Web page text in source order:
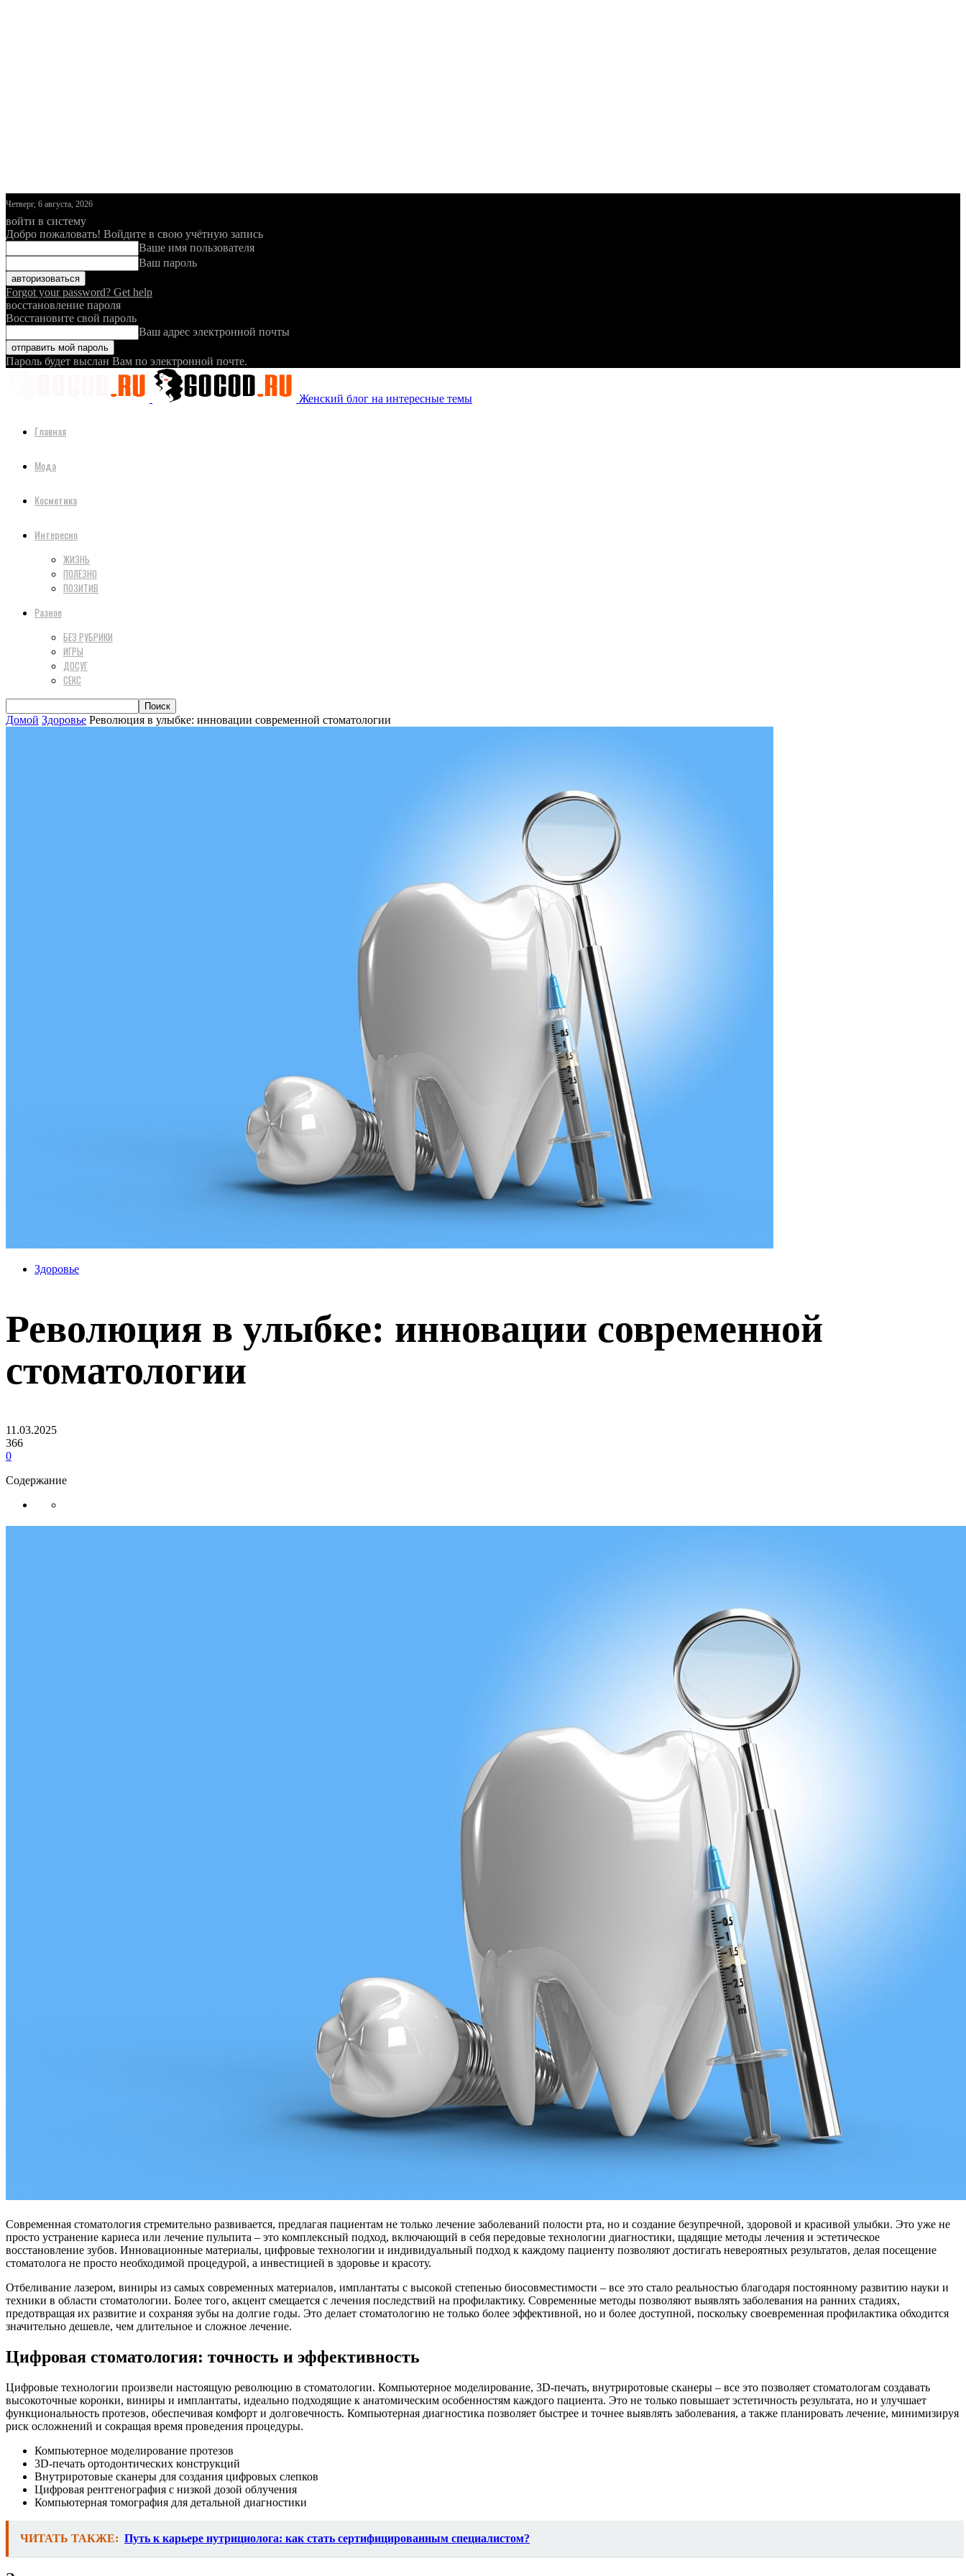
Четверг, 6 августа, 2026
войти в систему
Добро пожаловать! Войдите в свою учётную запись
Ваше имя пользователя
Ваш пароль
Forgot your password? Get help
восстановление пароля
Восстановите свой пароль
Ваш адрес электронной почты
Пароль будет выслан Вам по электронной почте.
Женский блог на интересные темы
Главная
Мода
Косметика
Интересно
ЖИЗНЬ
ПОЛЕЗНО
ПОЗИТИВ
Разное
БЕЗ РУБРИКИ
ИГРЫ
ДОСУГ
СЕКС
Домой Здоровье Революция в улыбке: инновации современной стоматологии
Здоровье
Революция в улыбке: инновации современной
стоматологии
11.03.2025
366
0
Содержание
Современная стоматология стремительно развивается, предлагая пациентам не только лечение заболеваний полости рта, но и создание безупречной, здоровой и красивой улыбки. Это уже не
просто устранение кариеса или лечение пульпита – это комплексный подход, включающий в себя передовые технологии диагностики, щадящие методы лечения и эстетическое
восстановление зубов. Инновационные материалы, цифровые технологии и индивидуальный подход к каждому пациенту позволяют достигать невероятных результатов, делая посещение
стоматолога не просто необходимой процедурой, а инвестицией в здоровье и красоту.
Отбеливание лазером, виниры из самых современных материалов, имплантаты с высокой степенью биосовместимости – все это стало реальностью благодаря постоянному развитию науки и
техники в области стоматологии. Более того, акцент смещается с лечения последствий на профилактику. Современные методы позволяют выявлять заболевания на ранних стадиях,
предотвращая их развитие и сохраняя зубы на долгие годы. Это делает стоматологию не только более эффективной, но и более доступной, поскольку своевременная профилактика обходится
значительно дешевле, чем длительное и сложное лечение.
Цифровая стоматология: точность и эффективность
Цифровые технологии произвели настоящую революцию в стоматологии. Компьютерное моделирование, 3D-печать, внутриротовые сканеры – все это позволяет стоматологам создавать
высокоточные коронки, виниры и имплантаты, идеально подходящие к анатомическим особенностям каждого пациента. Это не только повышает эстетичность результата, но и улучшает
функциональность протезов, обеспечивая комфорт и долговечность. Компьютерная диагностика позволяет быстрее и точнее выявлять заболевания, а также планировать лечение, минимизируя
риск осложнений и сокращая время проведения процедуры.
Компьютерное моделирование протезов
3D-печать ортодонтических конструкций
Внутриротовые сканеры для создания цифровых слепков
Цифровая рентгенография с низкой дозой облучения
Компьютерная томография для детальной диагностики
ЧИТАТЬ ТАКЖЕ: Путь к карьере нутрициолога: как стать сертифицированным специалистом?